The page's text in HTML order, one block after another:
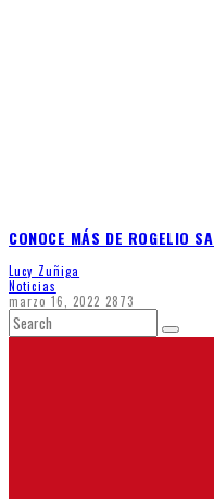
CONOCE MÁS DE ROGELIO
Lucy Zuñiga
Noticias
marzo 16, 2022 2873